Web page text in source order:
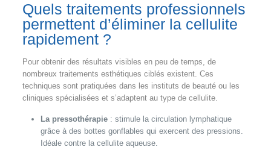
Quels traitements professionnels
permettent d’éliminer la cellulite
rapidement ?
Pour obtenir des résultats visibles en peu de temps, de
nombreux traitements esthétiques ciblés existent. Ces
techniques sont pratiquées dans les instituts de beauté ou les
cliniques spécialisées et s’adaptent au type de cellulite.
La pressothérapie: stimule la circulation lymphatique
grâce à des bottes gonflables qui exercent des pressions.
Idéale contre la cellulite aqueuse.